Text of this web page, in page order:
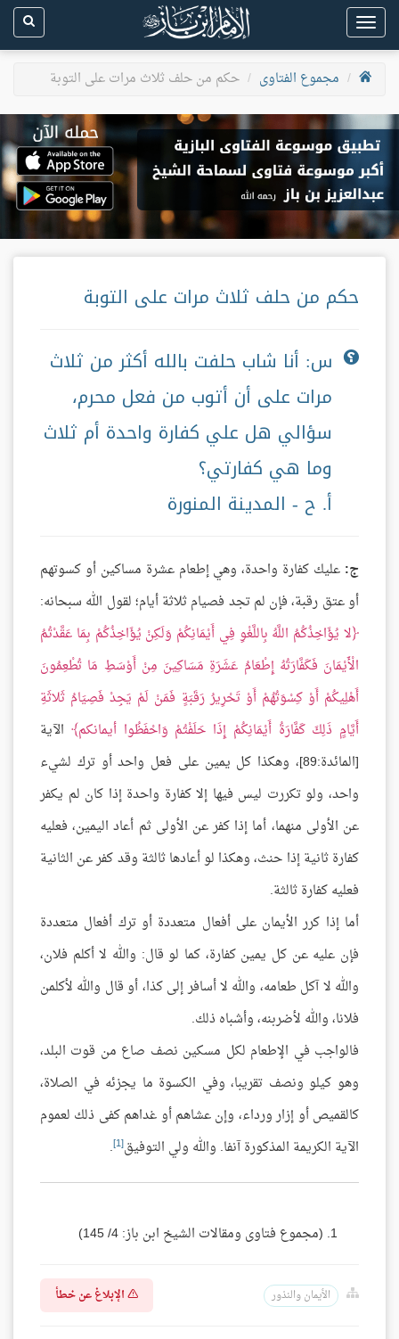
Toggle
navigation
مجموع الفتاوى
حكم من حلف ثلاث مرات على التوبة
حكم من حلف ثلاث مرات على التوبة
س: أنا شاب حلفت بالله أكثر من ثلاث
مرات على أن أتوب من فعل محرم،
سؤالي هل علي كفارة واحدة أم ثلاث
وما هي كفارتي؟
أ. ح - المدينة المنورة
ج: عليك كفارة واحدة، وهي إطعام عشرة مساكين أو كسوتهم
أو عتق رقبة، فإن لم تجد فصيام ثلاثة أيام؛ لقول الله سبحانه:
لا يُؤَاخِذُكُمُ اللَّهُ بِاللَّغْوِ فِي أَيْمَانِكُمْ وَلَكِنْ يُؤَاخِذُكُمْ بِمَا عَقَّدْتُمُ
الْأَيْمَانَ فَكَفَّارَتُهُ إِطْعَامُ عَشَرَةِ مَسَاكِينَ مِنْ أَوْسَطِ مَا تُطْعِمُونَ
أَهْلِيكُمْ أَوْ كِسْوَتُهُمْ أَوْ تَحْرِيرُ رَقَبَةٍ فَمَنْ لَمْ يَجِدْ فَصِيَامُ ثَلاثَةِ
أَيَّامٍ ذَلِكَ كَفَّارَةُ أَيْمَانِكُمْ إِذَا حَلَفْتُمْ وَاحْفَظُوا أيمانكم
الآية
[المائدة:89]، وهكذا كل يمين على فعل واحد أو ترك لشيء
واحد، ولو تكررت ليس فيها إلا كفارة واحدة إذا كان لم يكفر
عن الأولى منهما، أما إذا كفر عن الأولى ثم أعاد اليمين، فعليه
كفارة ثانية إذا حنث، وهكذا لو أعادها ثالثة وقد كفر عن الثانية
فعليه كفارة ثالثة.
أما إذا كرر الأيمان على أفعال متعددة أو ترك أفعال متعددة
فإن عليه عن كل يمين كفارة، كما لو قال: والله لا أكلم فلان،
والله لا آكل طعامه، والله لا أسافر إلى كذا، أو قال والله لأكلمن
فلانا، والله لأضربنه، وأشباه ذلك.
فالواجب في الإطعام لكل مسكين نصف صاع من قوت البلد،
وهو كيلو ونصف تقريبا، وفي الكسوة ما يجزئه في الصلاة،
كالقميص أو إزار ورداء، وإن عشاهم أو غداهم كفى ذلك لعموم
الآية الكريمة المذكورة آنفا. والله ولي التوفيق[1]
.
(مجموع فتاوى ومقالات الشيخ ابن باز: 4/ 145)
الأيمان والنذور الإبلاغ عن خطأ